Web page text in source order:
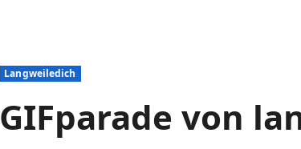
Langweiledich
GIFparade von